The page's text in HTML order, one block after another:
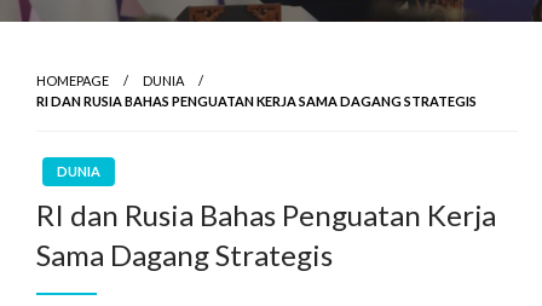
HOMEPAGE
DUNIA
RI DAN RUSIA BAHAS PENGUATAN KERJA SAMA DAGANG STRATEGIS
DUNIA
RI dan Rusia Bahas Penguatan Kerja
Sama Dagang Strategis